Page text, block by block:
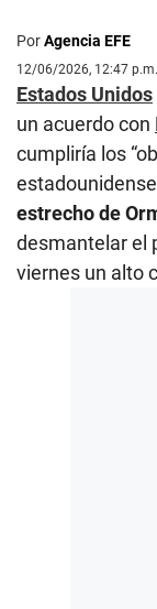
PorAgencia EFE
12/06/2026, 12:47
Estados Unidos
un acuerdo con
cumpliría los
estrecho de
desmantelar el
viernes un alto